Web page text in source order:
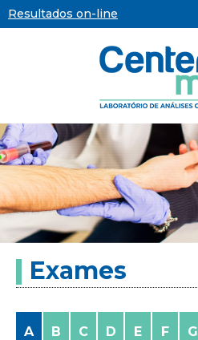
Resultados on-line
Center
Mais
-
Laboratório
Análises
Exames
A B C D E F G